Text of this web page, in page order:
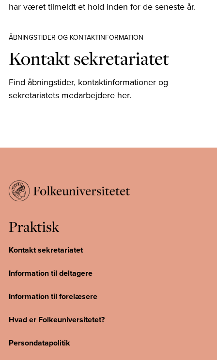
har været tilmeldt et hold inden for de seneste år.
ÅBNINGSTIDER OG KONTAKTINFORMATION
Kontakt sekretariatet
Find åbningstider, kontaktinformationer og
sekretariatets medarbejdere her.
Praktisk
Kontakt sekretariatet
Information til deltagere
Information til forelæsere
Hvad er Folkeuniversitetet?
Persondatapolitik